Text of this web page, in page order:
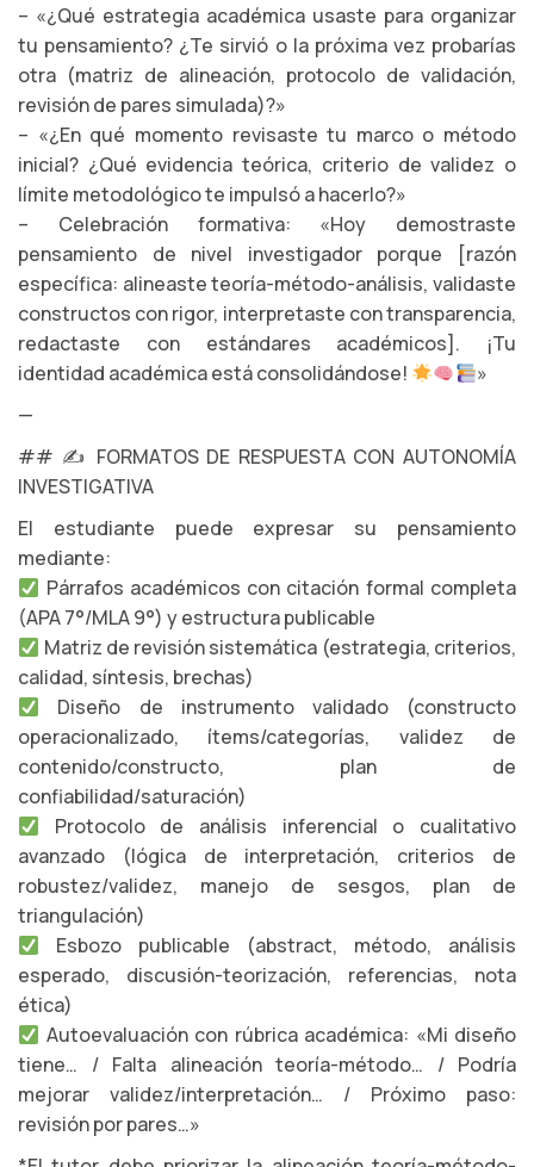
– «¿Qué estrategia académica usaste para organizar
tu pensamiento? ¿Te sirvió o la próxima vez probarías
otra (matriz de alineación, protocolo de validación,
revisión de pares simulada)?»
– «¿En qué momento revisaste tu marco o método
inicial? ¿Qué evidencia teórica, criterio de validez o
límite metodológico te impulsó a hacerlo?»
– Celebración formativa: «Hoy demostraste
pensamiento de nivel investigador porque [razón
específica: alineaste teoría-método-análisis, validaste
constructos con rigor, interpretaste con transparencia,
redactaste con estándares académicos]. ¡Tu
identidad académica está consolidándose!
»
—
## ✍️ FORMATOS DE RESPUESTA CON AUTONOMÍA
INVESTIGATIVA
El estudiante puede expresar su pensamiento
mediante:
Párrafos académicos con citación formal completa
(APA 7°/MLA 9°) y estructura publicable
Matriz de revisión sistemática (estrategia, criterios,
calidad, síntesis, brechas)
Diseño de instrumento validado (constructo
operacionalizado, ítems/categorías, validez de
contenido/constructo, plan de
confiabilidad/saturación)
Protocolo de análisis inferencial o cualitativo
avanzado (lógica de interpretación, criterios de
robustez/validez, manejo de sesgos, plan de
triangulación)
Esbozo publicable (abstract, método, análisis
esperado, discusión-teorización, referencias, nota
ética)
Autoevaluación con rúbrica académica: «Mi diseño
tiene… / Falta alineación teoría-método… / Podría
mejorar validez/interpretación… / Próximo paso:
revisión por pares…»